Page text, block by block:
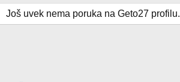
Još uvek nema poruka na Geto27 profilu.